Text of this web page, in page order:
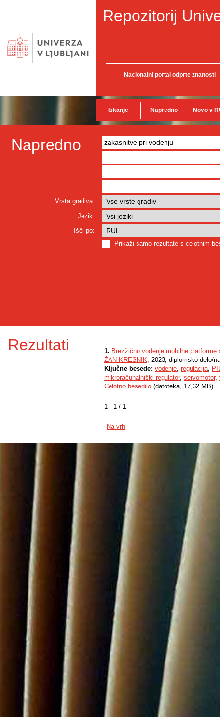
Repozitorij
Nacionalni portal odprte znanosti
Iskanje Napredno Novo v
Napredno
Vrsta gradiva:
Jezik:
Išči po:
Prikaži samo rezultate s celotnim
Rezultati
1 - 1 / 1
1. Brezžično vodenje mobilne platforme
ŽAN KRESNIK, 2023, diplomsko delo/
Ključne besede: vodenje, regulacija,
mikroračunalniški regulator, servomotor,
Celotno besedilo (datoteka, 17,62 MB)
Na vrh